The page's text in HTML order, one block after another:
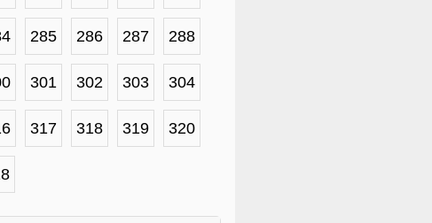
285 286 287 288
301 302 303 304
317 318 319 320